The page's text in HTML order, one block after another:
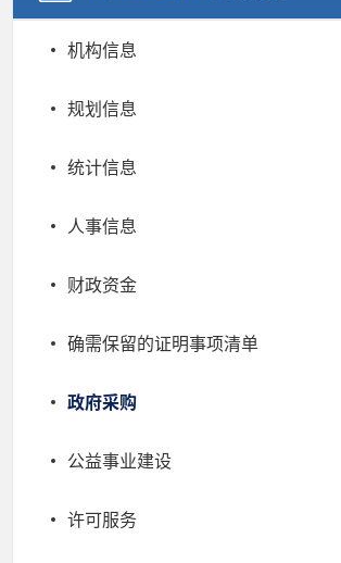
机构信息
规划信息
统计信息
人事信息
财政资金
确需保留的证明事项清单
政府采购
公益事业建设
许可服务